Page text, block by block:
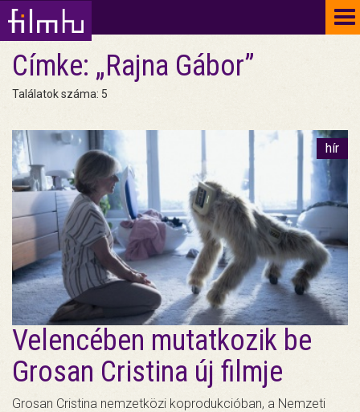
Címke: „Rajna Gábor”
Találatok száma: 5
hír
Velencében mutatkozik be
Grosan Cristina új filmje
Grosan Cristina nemzetközi koprodukcióban, a Nemzeti